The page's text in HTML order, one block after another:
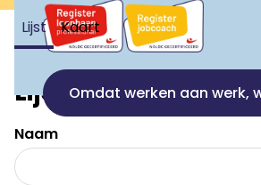
Omdat werken aan werk,
Lijst Kaart
Lijst
Naam